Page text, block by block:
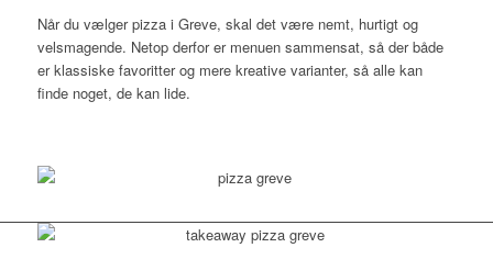
Når du vælger pizza i Greve, skal det være nemt, hurtigt og
velsmagende. Netop derfor er menuen sammensat, så der både
er klassiske favoritter og mere kreative varianter, så alle kan
finde noget, de kan lide.